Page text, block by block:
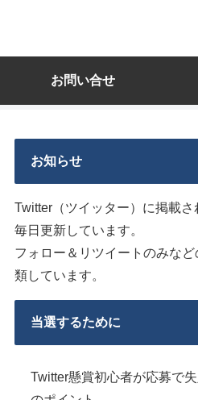
お問い合せ
お知らせ
Twitter（ツイッター）に掲載さ
毎日更新しています。
フォロー＆リツイートのみな
類しています。
当選するために
Twitter懸賞初心者が応募で